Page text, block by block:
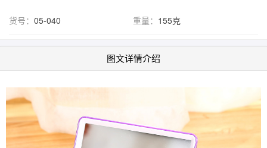
货号： 05-040 重量： 155克
图文详情介绍